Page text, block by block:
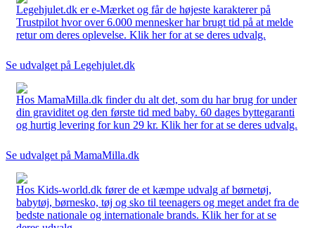
Legehjulet.dk er e-Mærket og får de højeste karakterer på
Trustpilot hvor over 6.000 mennesker har brugt tid på at melde
retur om deres oplevelse. Klik her for at se deres udvalg.
Se udvalget på Legehjulet.dk
Hos MamaMilla.dk finder du alt det, som du har brug for under
din graviditet og den første tid med baby. 60 dages byttegaranti
og hurtig levering for kun 29 kr. Klik her for at se deres udvalg.
Se udvalget på MamaMilla.dk
Hos Kids-world.dk fører de et kæmpe udvalg af børnetøj,
babytøj, børnesko, tøj og sko til teenagers og meget andet fra de
bedste nationale og internationale brands. Klik her for at se